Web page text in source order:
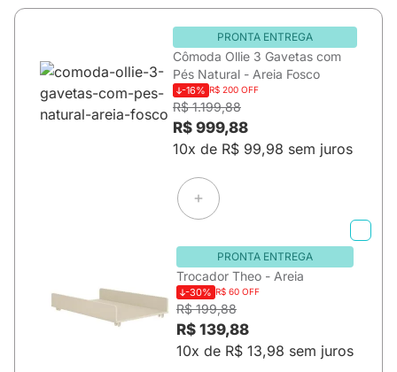
PRONTA ENTREGA
Cômoda Ollie 3 Gavetas com
Pés Natural - Areia Fosco
-16% R$ 200 OFF
R$ 1.199,88
R$ 999,88
10x de R$ 99,98 sem juros
PRONTA ENTREGA
Trocador Theo - Areia
-30% R$ 60 OFF
R$ 199,88
R$ 139,88
10x de R$ 13,98 sem juros